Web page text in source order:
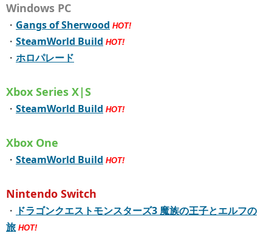
Windows PC
・ Gangs of Sherwood HOT!
・ SteamWorld Build HOT!
・ ホロパレード
Xbox Series X|S
・ SteamWorld Build HOT!
Xbox One
・ SteamWorld Build HOT!
Nintendo Switch
・ ドラゴンクエストモンスターズ3 魔族の王子とエルフの
旅 HOT!